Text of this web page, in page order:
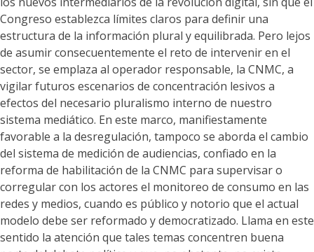
Congreso establezca límites claros para definir una
estructura de la información plural y equilibrada. Pero lejos
de asumir consecuentemente el reto de intervenir en el
sector, se emplaza al operador responsable, la CNMC, a
vigilar futuros escenarios de concentración lesivos a
efectos del necesario pluralismo interno de nuestro
sistema mediático. En este marco, manifiestamente
favorable a la desregulación, tampoco se aborda el cambio
del sistema de medición de audiencias, confiado en la
reforma de habilitación de la CNMC para supervisar o
corregular con los actores el monitoreo de consumo en las
redes y medios, cuando es público y notorio que el actual
modelo debe ser reformado y democratizado. Llama en este
sentido la atención que tales temas concentren buena